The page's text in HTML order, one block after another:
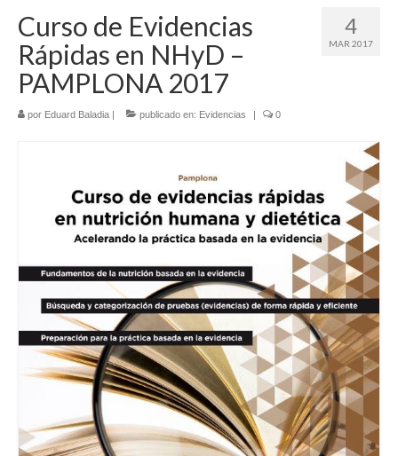
Equipo permanente
Misión y Objetivos
Manuales
Publicaciones de interés
COMUNIDAD DE APRENDIZAJE
META-INVESTIGACIÓN
BLOG
4
MAR 2017
Curso de Evidencias
Rápidas en NHyD –
PAMPLONA 2017
por Eduard Baladia | publicado en: Evidencias | 0